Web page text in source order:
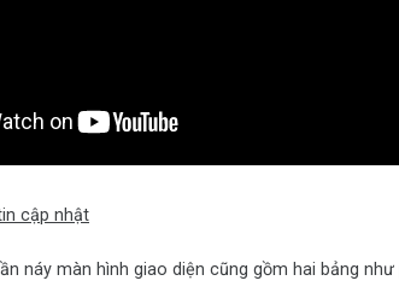
cập nhật
náy màn hình giao diện cũng gồm hai bảng như